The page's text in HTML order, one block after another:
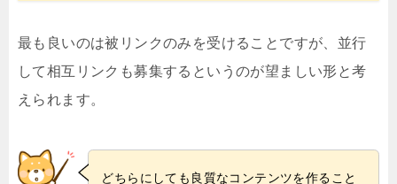
最も良いのは被リンクのみを受けることですが、並行
して相互リンクも募集するというのが望ましい形と考
えられます。
どちらにしても良質なコンテンツを作ること